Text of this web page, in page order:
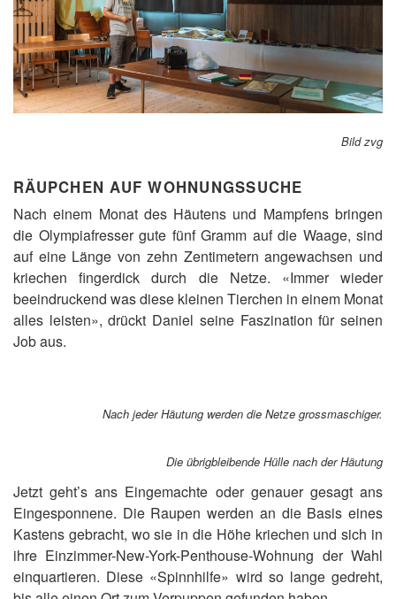
Bild zvg
RÄUPCHEN AUF WOHNUNGSSUCHE
Nach einem Monat des Häutens und Mampfens bringen
die Olympiafresser gute fünf Gramm auf die Waage, sind
auf eine Länge von zehn Zentimetern angewachsen und
kriechen fingerdick durch die Netze. «Immer wieder
beeindruckend was diese kleinen Tierchen in einem Monat
alles leisten», drückt Daniel seine Faszination für seinen
Job aus.
Nach jeder Häutung werden die Netze grossmaschiger.
Die übrigbleibende Hülle nach der Häutung
Jetzt geht’s ans Eingemachte oder genauer gesagt ans
Eingesponnene. Die Raupen werden an die Basis eines
Kastens gebracht, wo sie in die Höhe kriechen und sich in
ihre Einzimmer-New-York-Penthouse-Wohnung der Wahl
einquartieren. Diese «Spinnhilfe» wird so lange gedreht,